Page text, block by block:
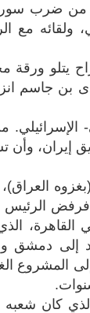
من ضرب
ولقائه مع
يتلو ورقة
بن جاسم
إيران، وأن
عام 2003 الى جوار سوريا
الرئيس
إلى دمشق
المشروع
كان شعبه